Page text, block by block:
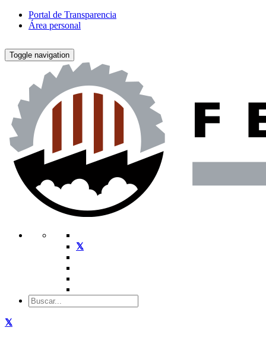
Portal de Transparencia
Área personal
Toggle navigation